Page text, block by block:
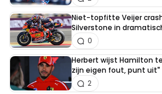
Niet-topfitte Veijer
Silverstone in
0
Herbert wijst Hamilton
zijn eigen fout, punt uit"
2